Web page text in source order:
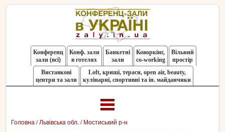
Конференц
зали (всі)
Конф. зали
в готелях
Банкетні
зали
Коворкінг,
co-working
Вільний
простір
Виставкові
центри та зали
Loft, криші, тераси, оpen air, beauty,
кулінарні, спортивні та ін. майданчики
Головна /Львівська обл. / Мостиський р-н